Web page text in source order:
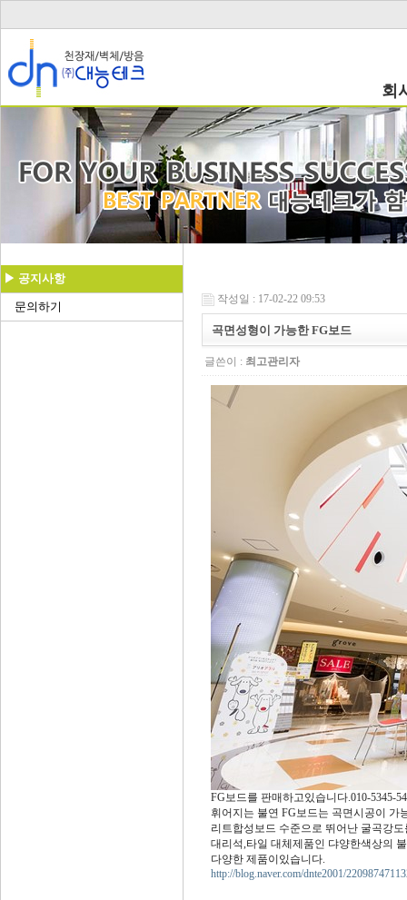
회
▶ 공지사항
문의하기
작성일 : 17-02-22 09:53
곡면성형이 가능한 FG보드
글쓴이 : 최고관리자
FG보드를 판매하고있습니다.010-5345-
휘어지는 불연 FG보드는 곡면시공이 가
리트합성보드 수준으로 뛰어난 굴곡강
대리석,타일 대체제품인 댜양한색상의
다양한 제품이있습니다.
http://blog.naver.com/dnte2001/